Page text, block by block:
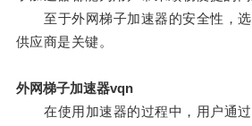
至于外网梯子加速器的安全性，选
供应商是关键。
外网梯子加速器vqn
在使用加速器的过程中，用户通过